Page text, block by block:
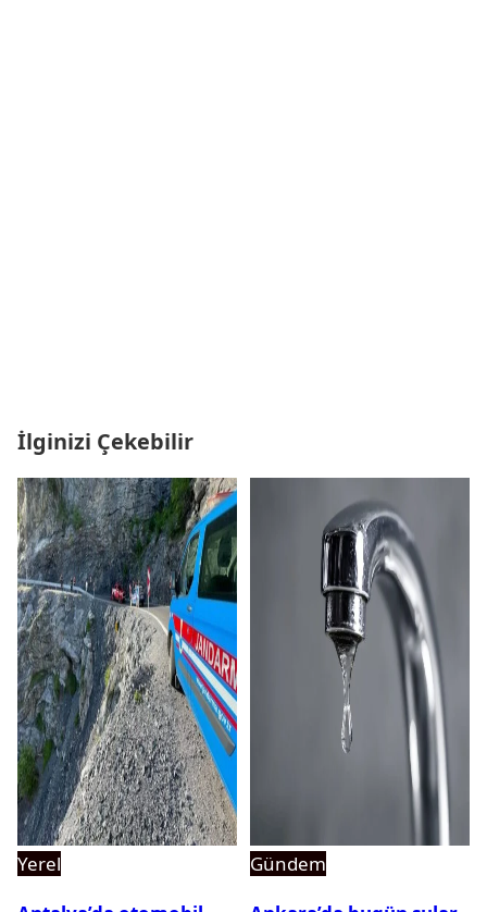
İlginizi Çekebilir
Yerel
Gündem